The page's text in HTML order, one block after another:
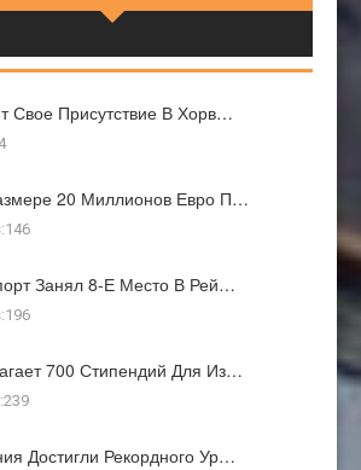
Свое Присутствие В Хорв…
20 Миллионов Евро П…
Занял 8-Е Место В Рей…
700 Стипендий Для Из…
Достигли Рекордного Ур…